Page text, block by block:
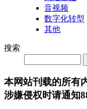
音视频
数字化转型
其他
搜索
本网站刊载的所有
涉嫌侵权时请通知